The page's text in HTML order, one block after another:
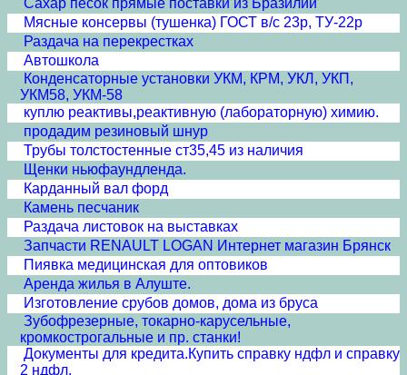
Сахар песок прямые поставки из Бразилии
Мясные консервы (тушенка) ГОСТ в/с 23р, ТУ-22р
Раздача на перекрестках
Автошкола
Конденсаторные установки УКМ, КРМ, УКЛ, УКП,
УКМ58, УКМ-58
куплю реактивы,реактивную (лабораторную) химию.
продадим резиновый шнур
Трубы толстостенные ст35,45 из наличия
Щенки ньюфаундленда.
Карданный вал форд
Камень песчаник
Раздача листовок на выставках
Запчасти RENAULT LOGAN Интернет магазин Брянск
Пиявка медицинская для оптовиков
Аренда жилья в Алуште.
Изготовление срубов домов, дома из бруса
Зубофрезерные, токарно-карусельные,
кромкострогальные и пр. станки!
Документы для кредита.Купить справку ндфл и справку
2 ндфл.